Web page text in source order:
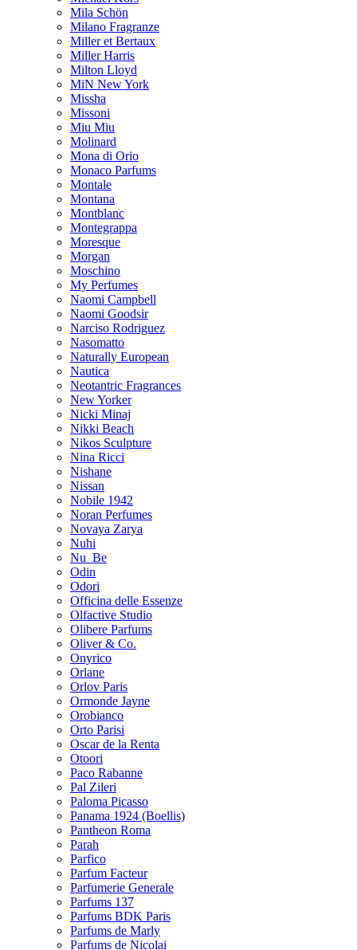
Mila Schön
Milano Fragranze
Miller et Bertaux
Miller Harris
Milton Lloyd
MiN New York
Missha
Missoni
Miu Miu
Molinard
Mona di Orio
Monaco Parfums
Montale
Montana
Montblanc
Montegrappa
Moresque
Morgan
Moschino
My Perfumes
Naomi Campbell
Naomi Goodsir
Narciso Rodriguez
Nasomatto
Naturally European
Nautica
Neotantric Fragrances
New Yorker
Nicki Minaj
Nikki Beach
Nikos Sculpture
Nina Ricci
Nishane
Nissan
Nobile 1942
Noran Perfumes
Novaya Zarya
Nuhi
Nu_Be
Odin
Odori
Officina delle Essenze
Olfactive Studio
Olibere Parfums
Oliver & Co.
Onyrico
Orlane
Orlov Paris
Ormonde Jayne
Orobianco
Orto Parisi
Oscar de la Renta
Otoori
Paco Rabanne
Pal Zileri
Paloma Picasso
Panama 1924 (Boellis)
Pantheon Roma
Parah
Parfico
Parfum Facteur
Parfumerie Generale
Parfums 137
Parfums BDK Paris
Parfums de Marly
Parfums de Nicolai